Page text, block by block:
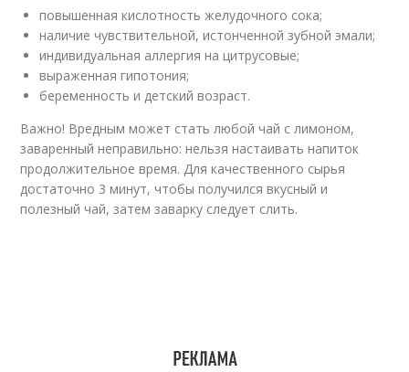
повышенная кислотность желудочного сока;
наличие чувствительной, истонченной зубной эмали;
индивидуальная аллергия на цитрусовые;
выраженная гипотония;
беременность и детский возраст.
Важно! Вредным может стать любой чай с лимоном,
заваренный неправильно: нельзя настаивать напиток
продолжительное время. Для качественного сырья
достаточно 3 минут, чтобы получился вкусный и
полезный чай, затем заварку следует слить.